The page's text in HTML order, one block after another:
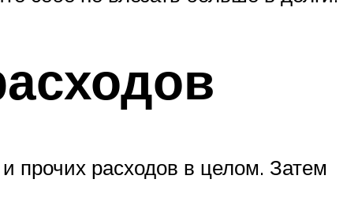
прочих расходов в целом. Затем